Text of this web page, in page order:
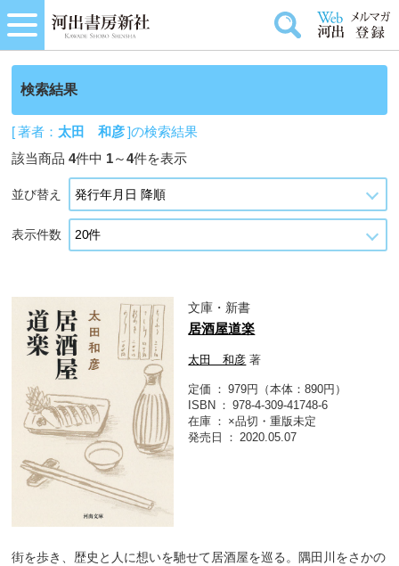
検索結果
[ 著者： 太田 和彦]の検索結果
該当商品4件中 1～4件を表示
並び替え
表示件数
文庫・新書
居酒屋道楽
太田 和彦 著
定価
979円（本体：890円）
ISBN
978-4-309-41748-6
在庫
×品切・重版未定
発売日
2020.05.07
街を歩き、歴史と人に想いを馳せて居酒屋を巡る。隅田川をさかの